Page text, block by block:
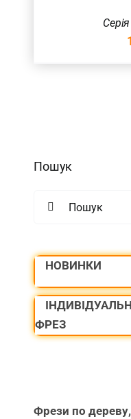
Пошук
НОВИНКИ
ФРЕЗ
Фрези по